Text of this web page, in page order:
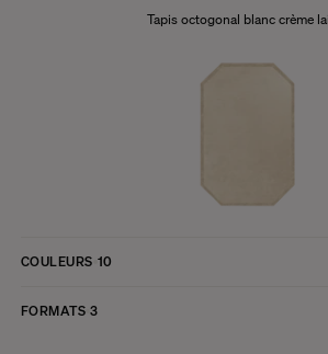
Tapis octogonal blanc crème
COULEURS 10
FORMATS 3